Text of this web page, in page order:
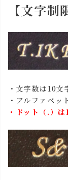
【文字制
・文字数は10文
・アルファベッ
・ドット（.）は